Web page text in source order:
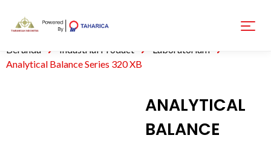
Beranda Industrial Product
Laboratorium
Analytical Balance Series 320 XB
ANALYTICAL
BALANCE